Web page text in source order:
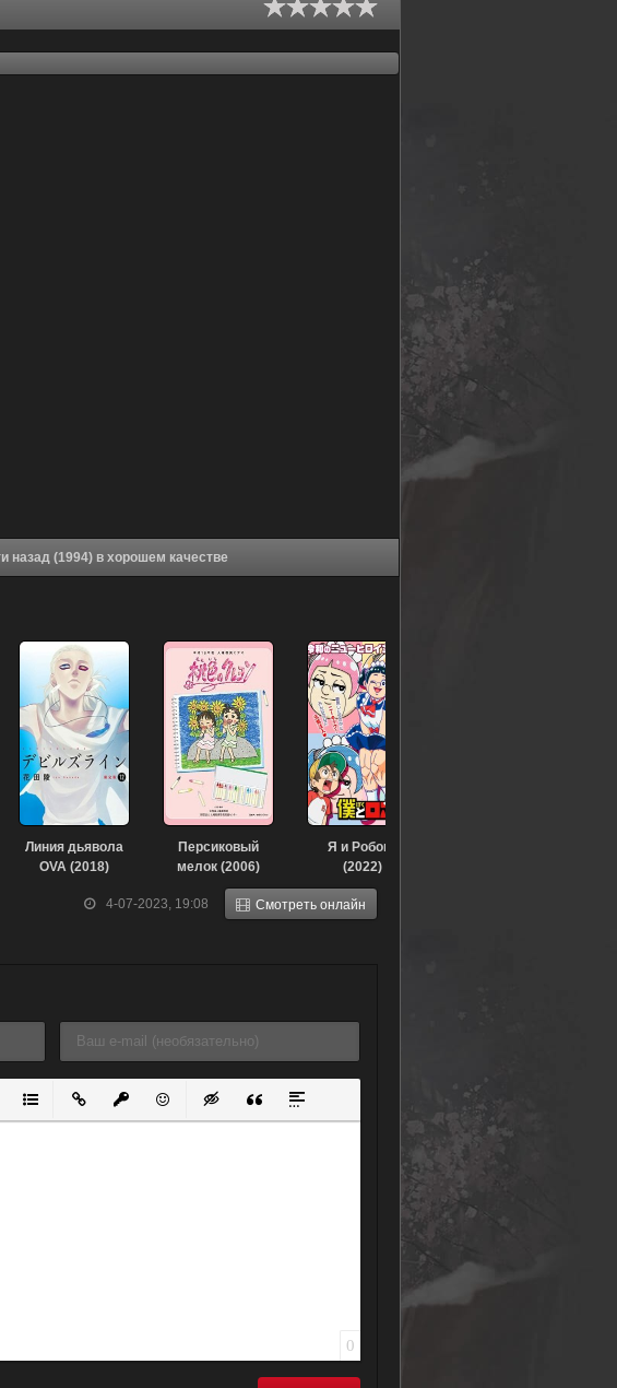
Аниме Нам нет пути назад (1994) в хорошем качестве
4-07-2023, 19:08 Смотреть онлайн
Линия дьявола
OVA (2018)
Персиковый
мелок (2006)
Я и Робоко
(2022)
список
Маркированный список
Вставить ссылку
Вставить защищенную ссылку
Вставить смайлик
Вставка скрытого текста
Вставка цитаты
Вставка спойлера
0